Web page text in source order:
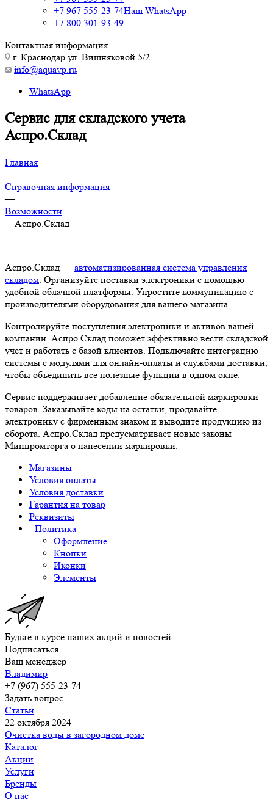
+7 967 555-23-74Наш WhatsApp
+7 800 301-93-49
Контактная информация
г. Краснодар ул. Вишняковой 5/2
info@aquavp.ru
WhatsApp
Сервис для складского учета
Аспро.Склад
Главная
—
Справочная информация
—
Возможности
—Аспро.Склад
Аспро.Склад —автоматизированная система управления
складом . Организуйте поставки электроники с помощью
удобной облачной платформы. Упростите коммуникацию с
производителями оборудования для вашего магазина.
Контролируйте поступления электроники и активов вашей
компании. Аспро.Склад поможет эффективно вести складской
учет и работать с базой клиентов. Подключайте интеграцию
системы с модулями для онлайн-оплаты и службами доставки,
чтобы объединить все полезные функции в одном окне.
Сервис поддерживает добавление обязательной маркировки
товаров. Заказывайте коды на остатки, продавайте
электронику с фирменным знаком и выводите продукцию из
оборота. Аспро.Склад предусматривает новые законы
Минпромторга о нанесении маркировки.
Магазины
Условия оплаты
Условия доставки
Гарантия на товар
Реквизиты
Политика
Оформление
Кнопки
Иконки
Элементы
Будьте в курсе наших акций и новостей
Подписаться
Ваш менеджер
Владимир
+7 (967) 555-23-74
Задать вопрос
Статьи
22 октября 2024
Очистка воды в загородном доме
Каталог
Акции
Услуги
Бренды
О нас